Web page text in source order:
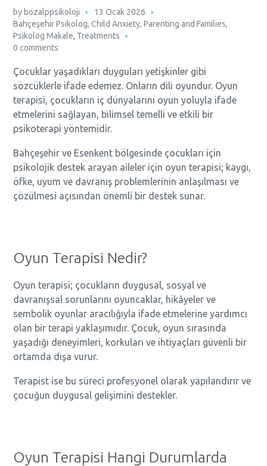
by bozalppsikoloji
13 Ocak 2026
Bahçeşehir Psikolog,Child Anxiety,Parenting and Families,
Psikolog Makale, Treatments
0 comments
Çocuklar yaşadıkları duyguları yetişkinler gibi
sözcüklerle ifade edemez. Onların dili oyundur. Oyun
terapisi, çocukların iç dünyalarını oyun yoluyla ifade
etmelerini sağlayan, bilimsel temelli ve etkili bir
psikoterapi yöntemidir.
Bahçeşehir ve Esenkent bölgesinde çocukları için
psikolojik destek arayan aileler için oyun terapisi; kaygı,
öfke, uyum ve davranış problemlerinin anlaşılması ve
çözülmesi açısından önemli bir destek sunar.
Oyun Terapisi Nedir?
Oyun terapisi; çocukların duygusal, sosyal ve
davranışsal sorunlarını oyuncaklar, hikâyeler ve
sembolik oyunlar aracılığıyla ifade etmelerine yardımcı
olan bir terapi yaklaşımıdır. Çocuk, oyun sırasında
yaşadığı deneyimleri, korkuları ve ihtiyaçları güvenli bir
ortamda dışa vurur.
Terapist ise bu süreci profesyonel olarak yapılandırır ve
çocuğun duygusal gelişimini destekler.
Oyun Terapisi Hangi Durumlarda